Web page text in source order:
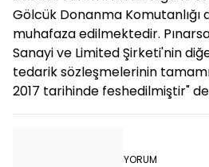
Gölcük Donanma Komutanlığı
muhafaza edilmektedir.
Sanayi ve Limited Şirketi'nin
tedarik sözleşmelerinin
2017 tarihinde feshedilmiştir"
YORUM